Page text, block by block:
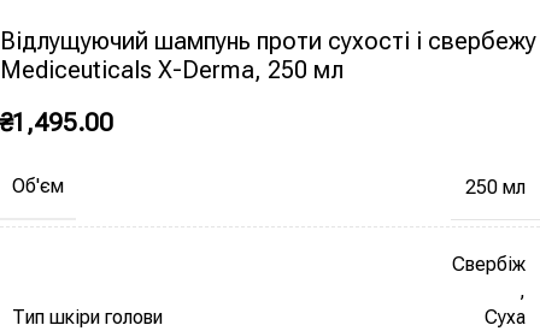
Відлущуючий шампунь проти сухості і свербежу
Mediceuticals X-Derma, 250 мл
₴1,495.00
Об'єм 250 мл
Тип шкіри голови
Свербіж
,
Суха